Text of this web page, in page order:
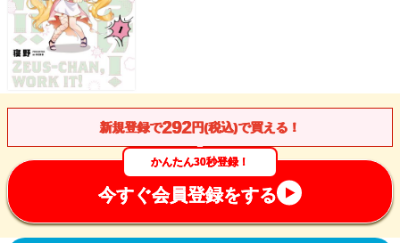
新規登録で292円(税込)で買える！
かんたん30秒登録！
今すぐ会員登録をする